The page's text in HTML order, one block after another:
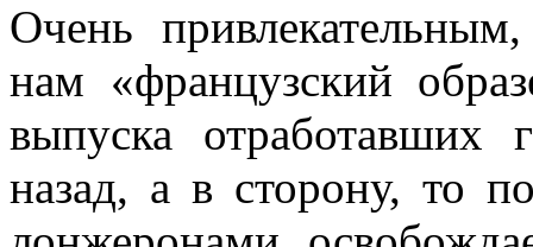
Очень
нам «французский
выпуска отработавших
назад, а в сторону, то